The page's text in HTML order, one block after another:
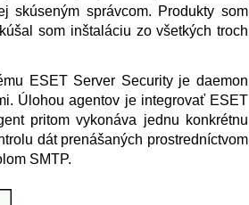
skúseným správcom. Produkty som
som inštaláciu zo všetkých troch
ESET Server Security je daemon
Úlohou agentov je integrovať ESET
pritom vykonáva jednu konkrétnu
dát prenášaných prostredníctvom
SMTP.